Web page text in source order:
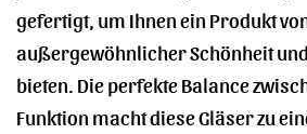
gefertigt, um Ihnen ein Produkt
außergewöhnlicher Schönheit
bieten. Die perfekte Balance
Funktion macht diese Gläser zu